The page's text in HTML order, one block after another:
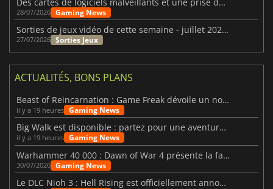
28/07/2026 Gaming News
Sorties de jeux vidéo de cette semaine - juillet 2026 (semaine 31)
27/07/2026 Sorties Jeux
ACTUALITÉS, BONS PLANS
Beast of Reincarnation : Game Freak dévoile un nouveau pari
il y a 19 heures Gaming News
Big Walk est disponible : partez pour une aventure entre amis
il y a 19 heures Gaming News
Warhammer 40 000 : Dawn of War 4 présente la faction des Nécrons
30/07/2026 Gaming News
Le DLC Nioh 3 : Hell Rising est officiellement annoncé